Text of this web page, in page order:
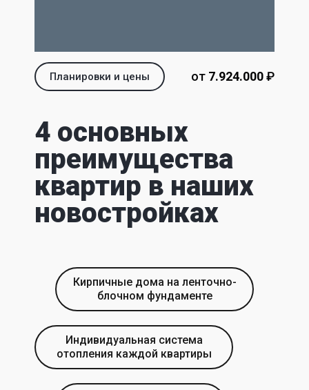
Планировки и цены от 7.924.000‬‬ ₽
4 основных
преимущества
квартир в наших
новостройках
Кирпичные дома на ленточно-
блочном фундаменте
Индивидуальная система
отопления каждой квартиры